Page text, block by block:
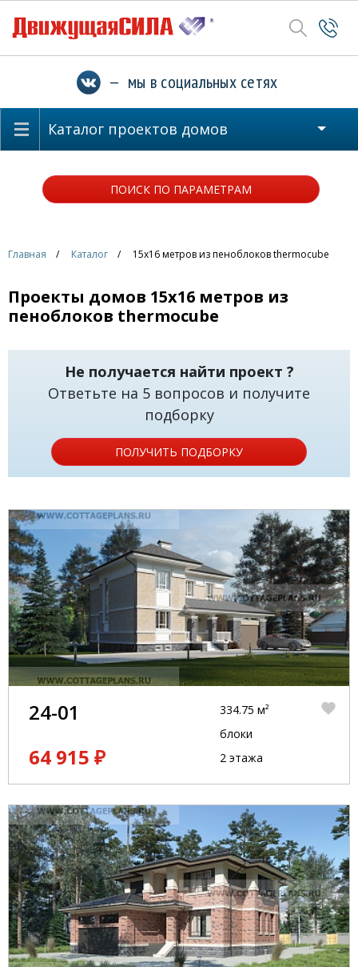
— мы в социальных сетях
Каталог проектов домов
ПОИСК ПО ПАРАМЕТРАМ
Главная Каталог 15x16 метров из пеноблоков thermocube
Проекты домов 15x16 метров из
пеноблоков thermocube
Не получается найти проект ?
Ответьте на 5 вопросов и получите
подборку
ПОЛУЧИТЬ ПОДБОРКУ
24-01
64 915 ₽
334.75 м²
блоки
2 этажа